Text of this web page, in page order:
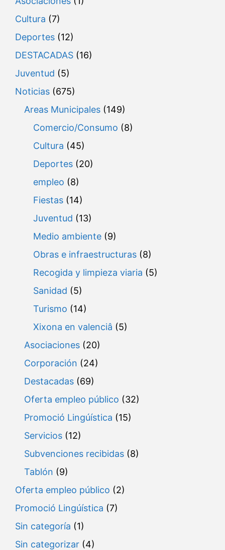
Cultura (7)
Deportes (12)
DESTACADAS (16)
Juventud (5)
Noticias (675)
Areas Municipales (149)
Comercio/Consumo (8)
Cultura (45)
Deportes (20)
empleo (8)
Fiestas (14)
Juventud (13)
Medio ambiente (9)
Obras e infraestructuras (8)
Recogida y limpieza viaria (5)
Sanidad (5)
Turismo (14)
Xixona en valenciâ (5)
Asociaciones (20)
Corporación (24)
Destacadas (69)
Oferta empleo público (32)
Promoció Lingúística (15)
Servicios (12)
Subvenciones recibidas (8)
Tablón (9)
Oferta empleo público (2)
Promoció Lingúística (7)
Sin categoría (1)
Sin categorizar (4)